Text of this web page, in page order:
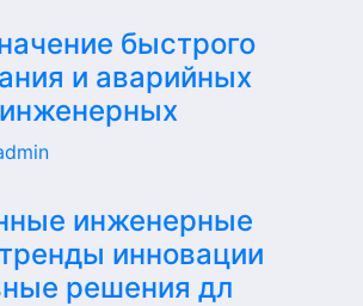
быстрого
и аварийных
инженерные
инновации
решения дл